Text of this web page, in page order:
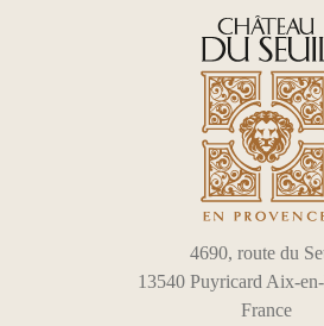
4690, route du
13540 Puyricard Aix-
France